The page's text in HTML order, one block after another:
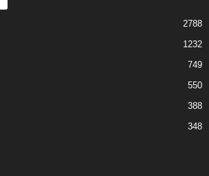
2788
1232
749
550
388
348